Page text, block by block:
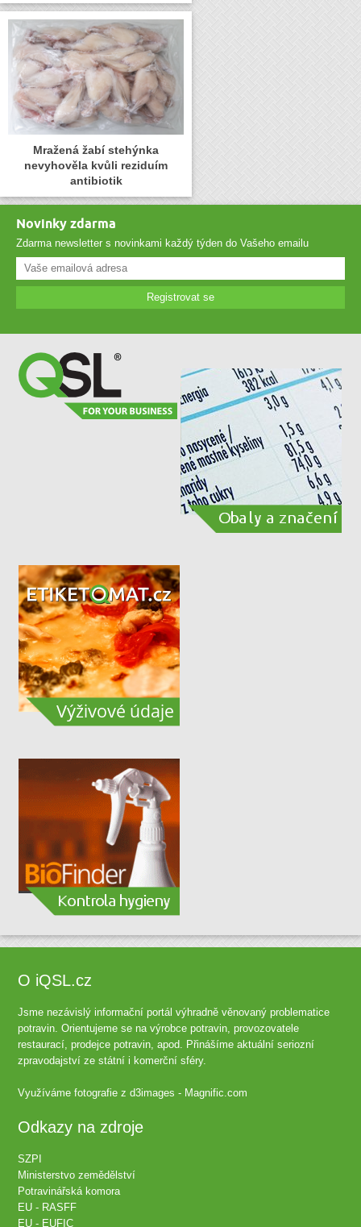
Mražená žabí stehýnka
nevyhověla kvůli reziduím
antibiotik
Novinky zdarma
Zdarma newsletter s novinkami každý týden do Vašeho emailu
Registrovat se
O iQSL.cz
Jsme nezávislý informační portál výhradně věnovaný problematice
potravin. Orientujeme se na výrobce potravin, provozovatele
restaurací, prodejce potravin, apod. Přinášíme aktuální seriozní
zpravodajství ze státní i komerční sféry.
Využíváme fotografie zd3images - Magnific.com
Odkazy na zdroje
SZPI
Ministerstvo zemědělství
Potravinářská komora
EU - RASFF
EU - EUFIC